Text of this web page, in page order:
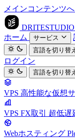
メインコンテンツ
DRITESTUDIO
ホーム
サービス
言語を切り替
ログイン
言語を切り替
VPS 高性能な仮想
VPS FX取引 超低遅
Webホスティング